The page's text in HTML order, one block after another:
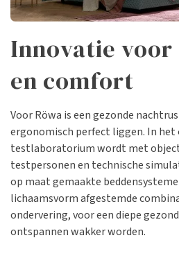
Innovatie voor
en comfort
Voor Röwa is een gezonde
ergonomisch perfect liggen. In
testlaboratorium wordt met
testpersonen en technische
op maat gemaakte
lichaamsvorm afgestemde
ondervering, voor een diepe
ontspannen wakker worden.